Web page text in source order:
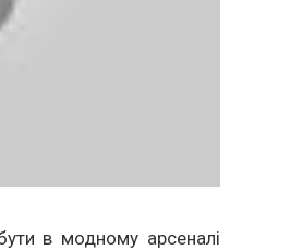
в модному арсеналі